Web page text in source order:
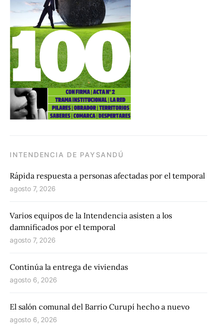
INTENDENCIA DE PAYSANDÚ
Rápida respuesta a personas afectadas por el temporal
agosto 7, 2026
Varios equipos de la Intendencia asisten a los
damnificados por el temporal
agosto 7, 2026
Continúa la entrega de viviendas
agosto 6, 2026
El salón comunal del Barrio Curupí hecho a nuevo
agosto 6, 2026